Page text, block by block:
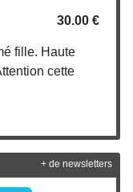
30.00 €
fille. Haute
cette
+ de newsletters